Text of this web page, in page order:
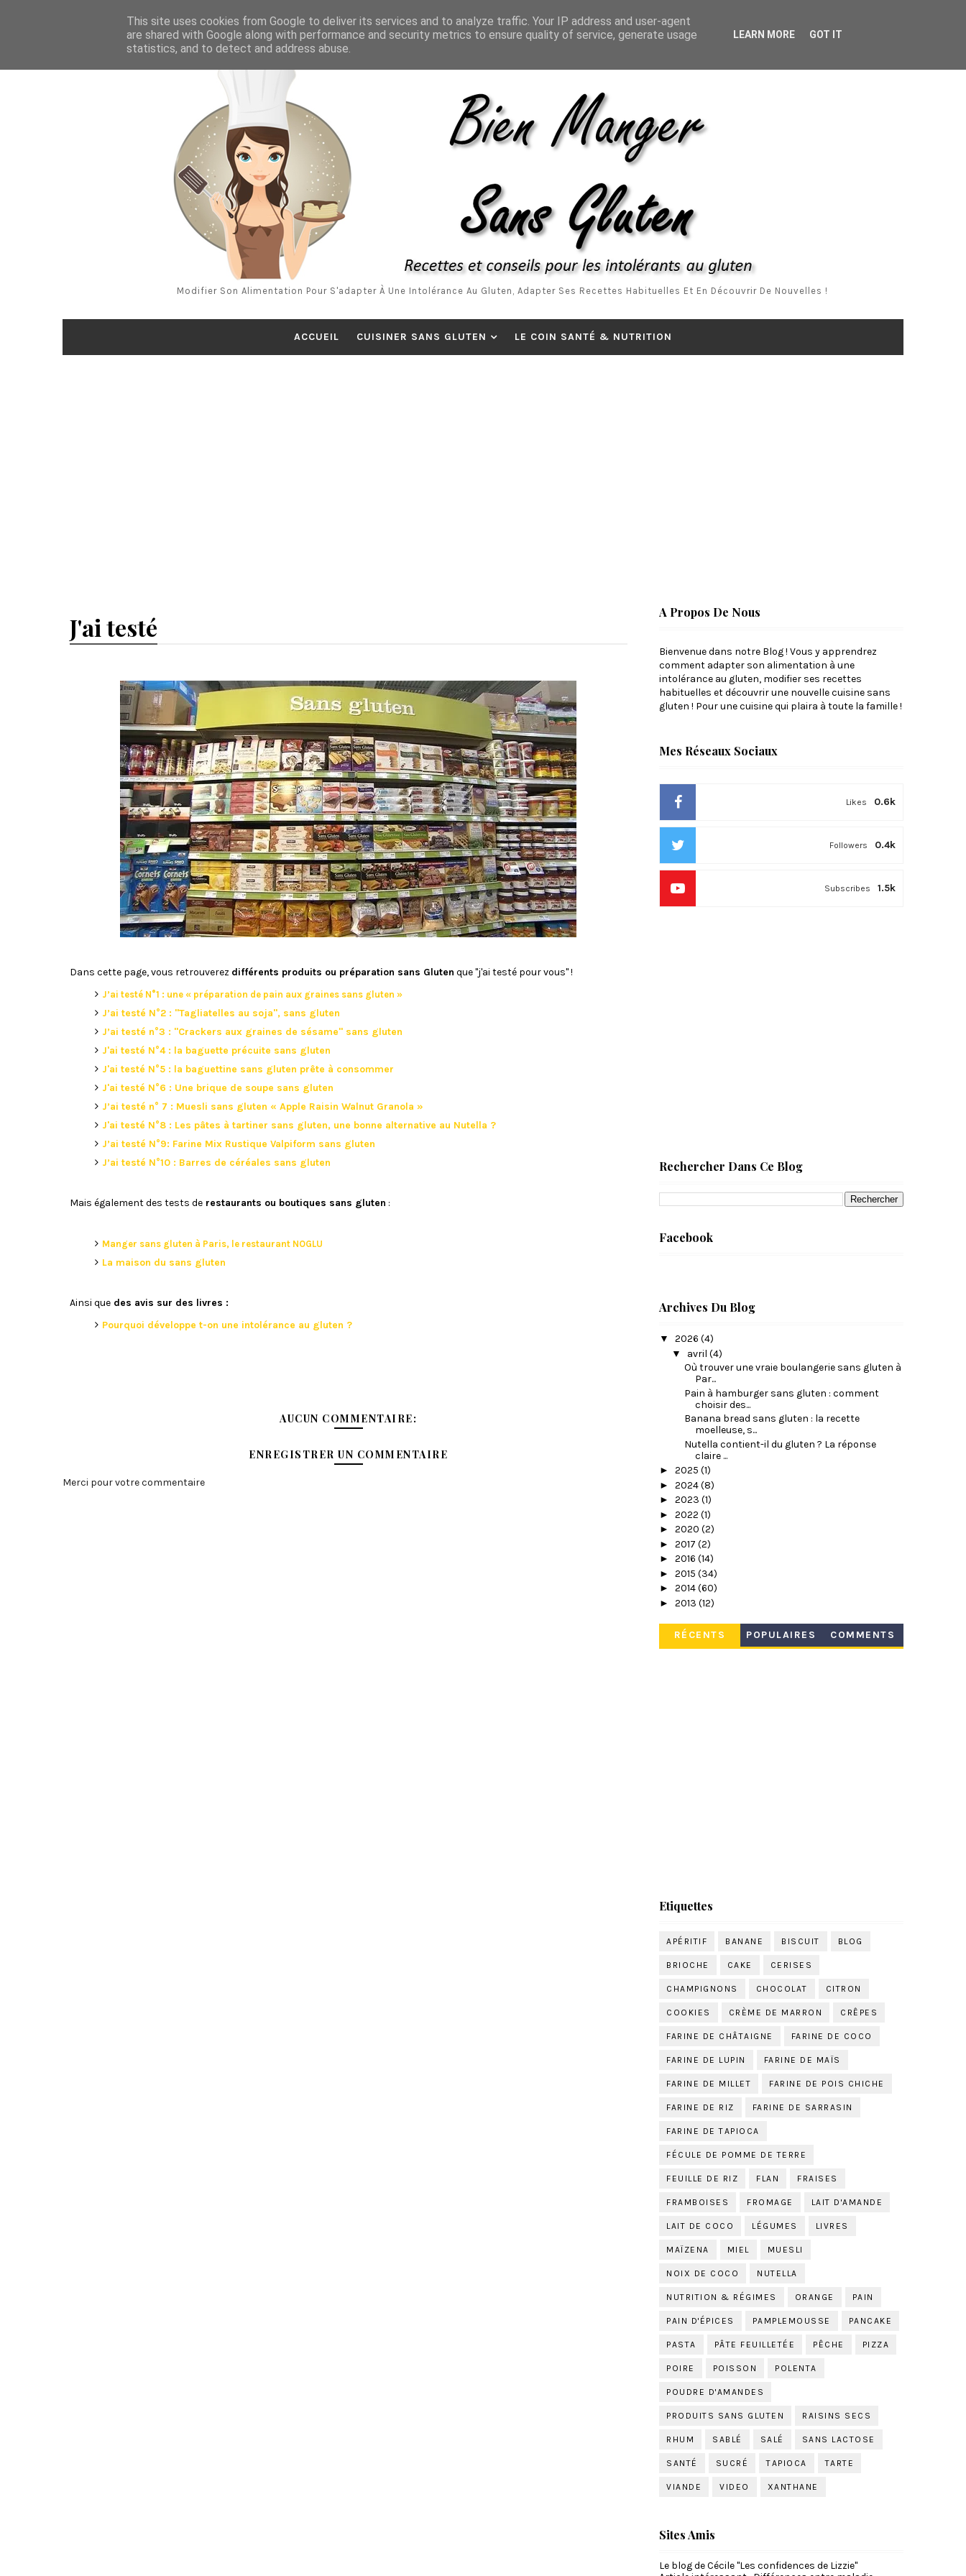
Modifier Son Alimentation Pour S'adapter À Une Intolérance Au Gluten, Adapter Ses Recettes Habituelles Et En Découvrir De Nouvelles !
ACCUEIL CUISINER SANS GLUTEN LE COIN SANTÉ & NUTRITION
J'ai testé
Dans cette page, vous retrouverez différents produits ou préparation sans Gluten que "j'ai testé pour vous" !
J’ai testé N°1 : une « préparation de pain aux graines sans gluten »
J’ai testé N°2 : "Tagliatelles au soja", sans gluten
J’ai testé n°3 : "Crackers aux graines de sésame" sans gluten
J'ai testé N°4 : la baguette précuite sans gluten
J'ai testé N°5 : la baguettine sans gluten prête à consommer
J'ai testé N°6 : Une brique de soupe sans gluten
J’ai testé n° 7 : Muesli sans gluten « Apple Raisin Walnut Granola »
J'ai testé N°8 : Les pâtes à tartiner sans gluten, une bonne alternative au Nutella ?
J’ai testé N°9: Farine Mix Rustique Valpiform sans gluten
J’ai testé N°10 : Barres de céréales sans gluten
Mais également des tests de restaurants ou boutiques sans gluten :
Manger sans gluten à Paris, le restaurant NOGLU
La maison du sans gluten
Ainsi que des avis sur des livres :
Pourquoi développe t-on une intolérance au gluten ?
AUCUN COMMENTAIRE:
ENREGISTRER UN COMMENTAIRE
Merci pour votre commentaire
A Propos De Nous
Bienvenue dans notre Blog ! Vous y apprendrez
comment adapter son alimentation à une
intolérance au gluten, modifier ses recettes
habituelles et découvrir une nouvelle cuisine sans
gluten ! Pour une cuisine qui plaira à toute la famille !
Mes Réseaux Sociaux
0.6k
Likes
0.4k
Followers
1.5k
Subscribes
Rechercher Dans Ce Blog
Facebook
Archives Du Blog
▼ 2026 (4)
▼ avril (4)
Où trouver une vraie boulangerie sans gluten à
Par...
Pain à hamburger sans gluten : comment
choisir des...
Banana bread sans gluten : la recette
moelleuse, s...
Nutella contient-il du gluten ? La réponse
claire ...
► 2025 (1)
► 2024(8)
► 2023 (1)
► 2022 (1)
► 2020 (2)
► 2017 (2)
► 2016 (14)
► 2015 (34)
► 2014(60)
► 2013 (12)
RÉCENTS POPULAIRES COMMENTS
Etiquettes
APÉRITIF BANANE BISCUIT BLOG
BRIOCHE CAKE CERISES
CHAMPIGNONS CHOCOLAT CITRON
COOKIES CRÈME DE MARRON CRÊPES
FARINE DE CHÂTAIGNE FARINE DE COCO
FARINE DE LUPIN FARINE DE MAÏS
FARINE DE MILLET FARINE DE POIS CHICHE
FARINE DE RIZ FARINE DE SARRASIN
FARINE DE TAPIOCA
FÉCULE DE POMME DE TERRE
FEUILLE DE RIZ FLAN FRAISES
FRAMBOISES FROMAGE LAIT D'AMANDE
LAIT DE COCO LÉGUMES LIVRES
MAÏZENA MIEL MUESLI
NOIX DE COCO NUTELLA
NUTRITION & RÉGIMES ORANGE PAIN
PAIN D'ÉPICES PAMPLEMOUSSE PANCAKE
PASTA PÂTE FEUILLETÉE PÊCHE PIZZA
POIRE POISSON POLENTA
POUDRE D'AMANDES
PRODUITS SANS GLUTEN RAISINS SECS
RHUM SABLÉ SALÉ SANS LACTOSE
SANTÉ SUCRÉ TAPIOCA TARTE
VIANDE VIDEO XANTHANE
Sites Amis
Le blog de Cécile "Les confidences de Lizzie"
This site uses cookies from Google to deliver its services and to analyze traffic. Your IP address and user-agent
are shared with Google along with performance and security metrics to ensure quality of service, generate usage
statistics, and to detect and address abuse.
LEARN MORE GOT IT